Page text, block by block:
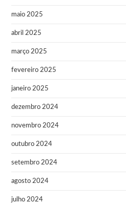
maio 2025
abril 2025
março 2025
fevereiro 2025
janeiro 2025
dezembro 2024
novembro 2024
outubro 2024
setembro 2024
agosto 2024
julho 2024